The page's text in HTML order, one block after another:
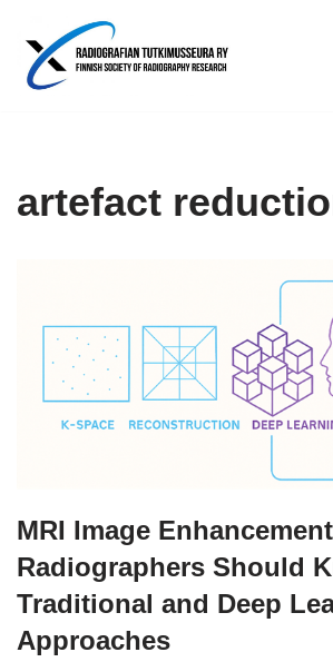
Siirry
suoraan
artefact
MRI Image
Radiographers Should
Traditional and Deep
Approaches